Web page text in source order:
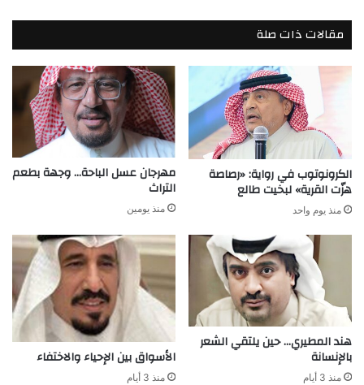
مقالات ذات صلة
الكرونوتوب في رواية: «رصاصة
هزّت القرية» لبخيت طالع
منذ يوم واحد
مهرجان عسل الباحة… وجهة بطعم
التراث
منذ يومين
هند المطيري… حين يلتقي الشعر
بالإنسانة
منذ 3 أيام
الأسواق بين الإحياء والاختفاء
منذ 3 أيام